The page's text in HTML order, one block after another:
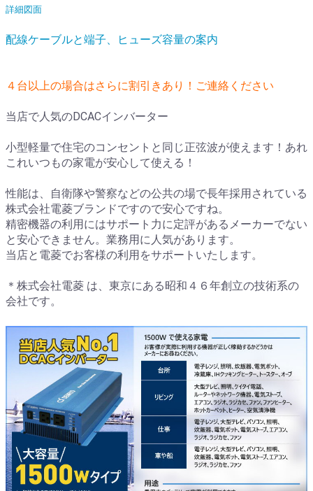
詳細図面
配線ケーブルと端子、ヒューズ容量の案内
４台以上の場合はさらに割引きあり！ご連絡ください
当店で人気のDCACインバーター
小型軽量で住宅のコンセントと同じ正弦波が使えます！あれ
これいつもの家電が安心して使える！
性能は、自衛隊や警察などの公共の場で長年採用されている
株式会社電菱ブランドですので安心ですね。
精密機器の利用にはサポート力に定評があるメーカーでない
と安心できません。業務用に人気があります。
当店と電菱でお客様の利用をサポートいたします。
＊株式会社電菱 は、東京にある昭和４６年創立の技術系の
会社です。